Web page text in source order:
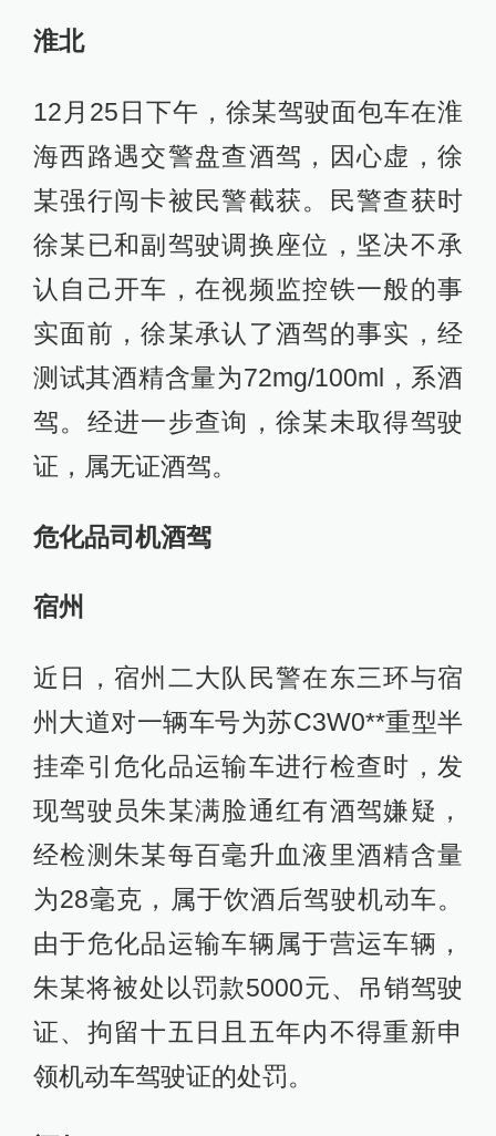
淮北
12月25日下午，徐某驾驶面包车在淮
海西路遇交警盘查酒驾，因心虚，徐
某强行闯卡被民警截获。民警查获时
徐某已和副驾驶调换座位，坚决不承
认自己开车，在视频监控铁一般的事
实面前，徐某承认了酒驾的事实，经
测试其酒精含量为72mg/100ml，系酒
驾。经进一步查询，徐某未取得驾驶
证，属无证酒驾。
危化品司机酒驾
宿州
近日，宿州二大队民警在东三环与宿
州大道对一辆车号为苏C3W0**重型半
挂牵引危化品运输车进行检查时，发
现驾驶员朱某满脸通红有酒驾嫌疑，
经检测朱某每百毫升血液里酒精含量
为28毫克，属于饮酒后驾驶机动车。
由于危化品运输车辆属于营运车辆，
朱某将被处以罚款5000元、吊销驾驶
证、拘留十五日且五年内不得重新申
领机动车驾驶证的处罚。